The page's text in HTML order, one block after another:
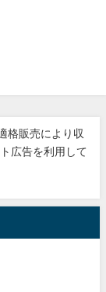
格販売により収
広告を利用して